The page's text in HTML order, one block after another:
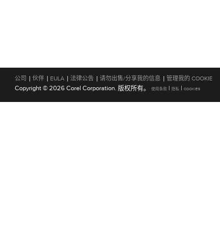
公司 | 伙伴 | EULA | 法律公告 | 请勿出售/分享我的信息 | 管理我的 COOKIE
Copyright © 2026 Corel Corporation. 版权所有。 使用条款 | 隐私 | COOKIES